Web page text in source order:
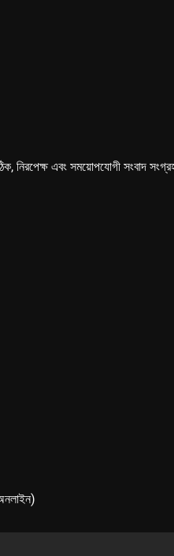
নিরপেক্ষ এবং সময়োপযোগী সংবাদ